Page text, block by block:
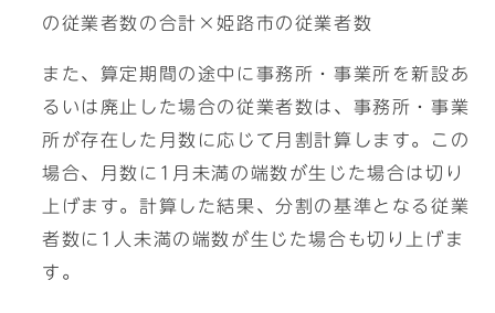
の従業者数の合計×姫路市の従業者数
また、算定期間の途中に事務所・事業所を新設あ
るいは廃止した場合の従業者数は、事務所・事業
所が存在した月数に応じて月割計算します。この
場合、月数に1月未満の端数が生じた場合は切り
上げます。計算した結果、分割の基準となる従業
者数に1人未満の端数が生じた場合も切り上げま
す。